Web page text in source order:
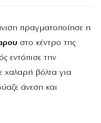
πραγματοποίησε η
στο κέντρο της
εντόπισε την
χαλαρή βόλτα για
άνεση και